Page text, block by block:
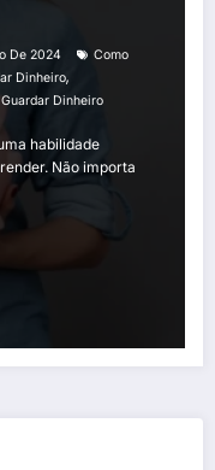
De 2024
Como
Dinheiro,
Guardar Dinheiro
habilidade
Não importa